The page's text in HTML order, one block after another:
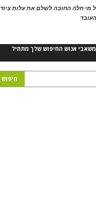
מי חלה החובה לשלם את עלות ציוד
אנוש החיפוש שלך מתחיל